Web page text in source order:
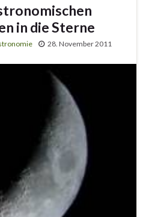
in die Sterne
28. November 2011